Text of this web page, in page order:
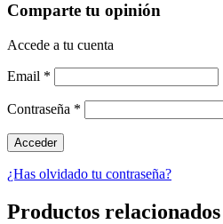
Comparte tu opinión
Accede a tu cuenta
Email *
Contraseña *
¿Has olvidado tu contraseña?
Productos relacionados